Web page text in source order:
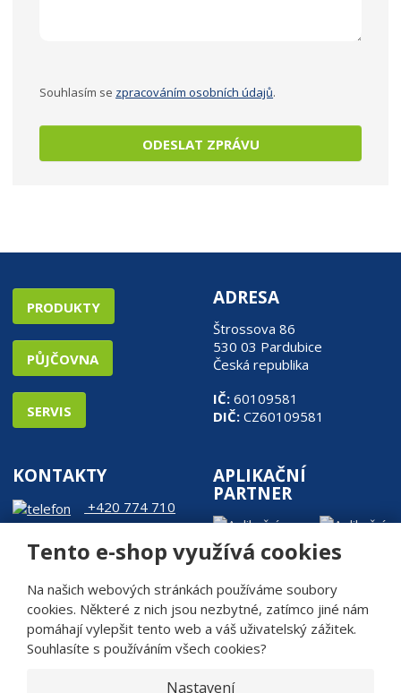
Tento e-shop využívá cookies
Na našich webových stránkách používáme soubory
cookies. Některé z nich jsou nezbytné, zatímco jiné nám
pomáhají vylepšit tento web a váš uživatelský zážitek.
Souhlasíte s používáním všech cookies?
Nastavení
ODESLAT ZPRÁVU
Souhlasím se zpracováním osobních údajů.
PRODUKTY
PŮJČOVNA
SERVIS
ADRESA
Štrossova 86
530 03 Pardubice
Česká republika
IČ: 60109581
DIČ: CZ60109581
KONTAKTY
+420 774 710
905
web@rde.cz
APLIKAČNÍ
PARTNER
Bezpečnost a ochrana osobních údajů